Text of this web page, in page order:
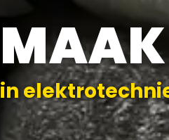
MAAK
in